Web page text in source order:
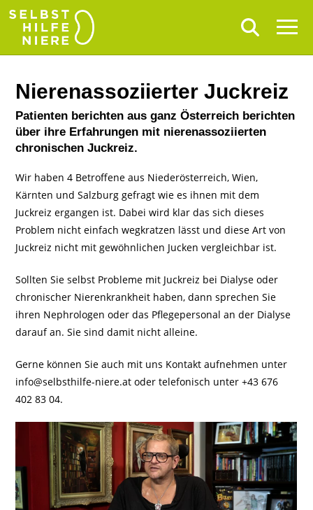
Nierenassoziierter Juckreiz
Patienten berichten aus ganz Österreich berichten
über ihre Erfahrungen mit nierenassoziierten
chronischen Juckreiz.
Wir haben 4 Betroffene aus Niederösterreich, Wien,
Kärnten und Salzburg gefragt wie es ihnen mit dem
Juckreiz ergangen ist. Dabei wird klar das sich dieses
Problem nicht einfach wegkratzen lässt und diese Art von
Juckreiz nicht mit gewöhnlichen Jucken vergleichbar ist.
Sollten Sie selbst Probleme mit Juckreiz bei Dialyse oder
chronischer Nierenkrankheit haben, dann sprechen Sie
ihren Nephrologen oder das Pflegepersonal an der Dialyse
darauf an. Sie sind damit nicht alleine.
Gerne können Sie auch mit uns Kontakt aufnehmen unter
info@selbsthilfe-niere.at oder telefonisch unter +43 676
402 83 04.